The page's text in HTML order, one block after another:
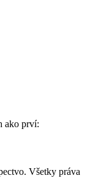
ako prví:
Všetky práva